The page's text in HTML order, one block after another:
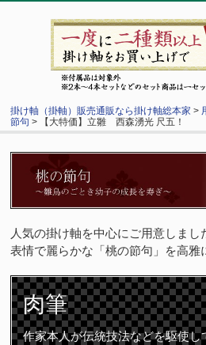
掛け軸（掛軸）販売通販なら掛け軸総本家 >
節句 > 【大特価】立雛 西森湧光 尺五！
人気の掛け軸を中心にご用意しま
表情で麗らかな「桃の節句」を高雅
肉筆
作家本人が伝統技法などを駆使